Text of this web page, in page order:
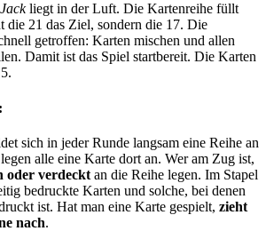
liegt in der Luft. Die Kartenreihe füllt
die 21 das Ziel, sondern die 17. Die
getroffen: Karten mischen und allen
Damit ist das Spiel startbereit. Die Karten
sich in jeder Runde langsam eine Reihe an
alle eine Karte dort an. Wer am Zug ist,
oder verdeckt an die Reihe legen. Im Stapel
bedruckte Karten und solche, bei denen
ist. Hat man eine Karte gespielt, zieht
nach.